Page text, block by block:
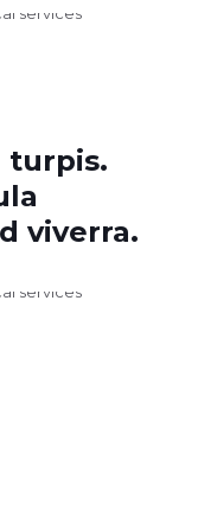
turpis.
viverra.